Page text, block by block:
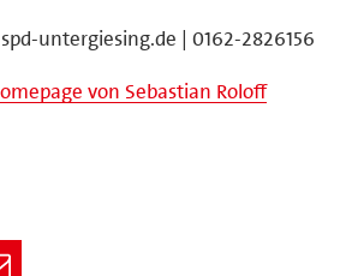
untergiesing.de | 0162-2826156
von Sebastian Roloff